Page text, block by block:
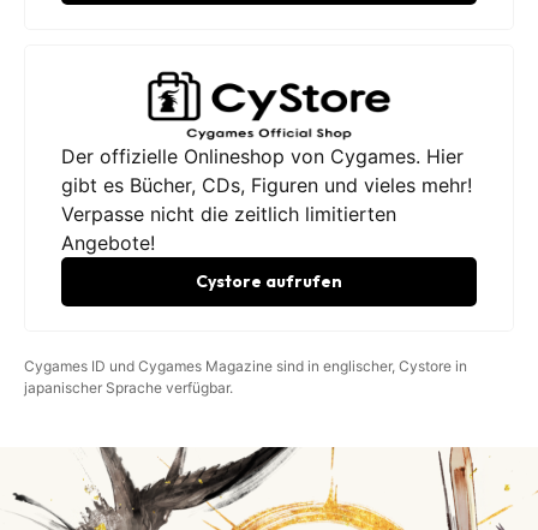
Der offizielle Onlineshop von Cygames. Hier
gibt es Bücher, CDs, Figuren und vieles mehr!
Verpasse nicht die zeitlich limitierten
Angebote!
Cystore aufrufen
Cygames ID und Cygames Magazine sind in englischer, Cystore in
japanischer Sprache verfügbar.